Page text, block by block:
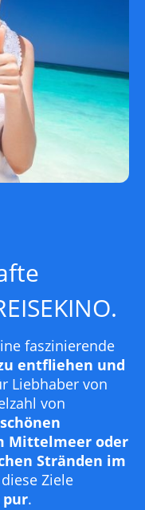
faszinierende
entfliehen und
Liebhaber von
von
schönen
Mittelmeer oder
Stränden im
Ziele
pur.